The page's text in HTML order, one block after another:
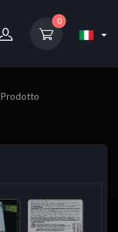
0
Prodotto